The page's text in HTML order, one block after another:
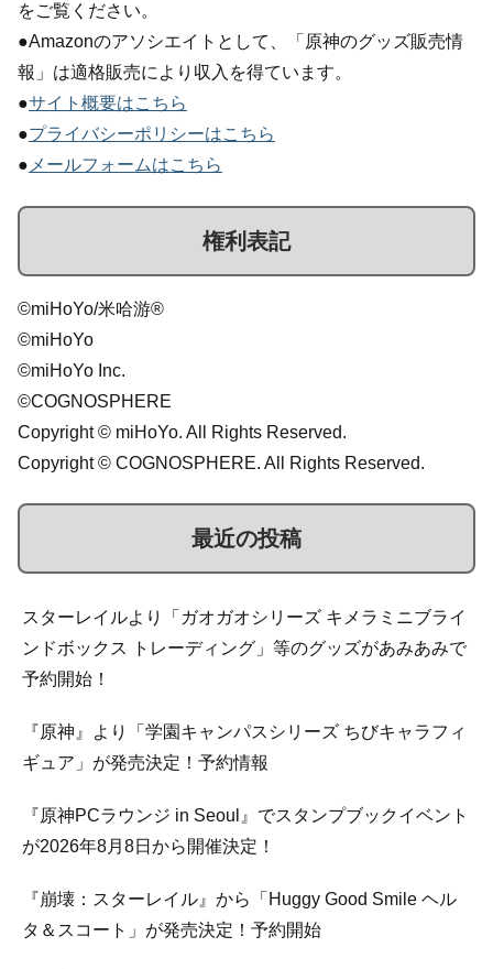
をご覧ください。
●Amazonのアソシエイトとして、「原神のグッズ販売情
報」は適格販売により収入を得ています。
●サイト概要はこちら
●プライバシーポリシーはこちら
● メールフォームはこちら
権利表記
©miHoYo/米哈游®
©miHoYo
©miHoYo Inc.
©COGNOSPHERE
Copyright © miHoYo. All Rights Reserved.
Copyright © COGNOSPHERE. All Rights Reserved.
最近の投稿
スターレイルより「ガオガオシリーズ キメラミニブライ
ンドボックス トレーディング」等のグッズがあみあみで
予約開始！
『原神』より「学園キャンパスシリーズ ちびキャラフィ
ギュア」が発売決定！予約情報
『原神PCラウンジ in Seoul』でスタンプブックイベント
が2026年8月8日から開催決定！
『崩壊：スターレイル』から「Huggy Good Smile ヘル
タ＆スコート」が発売決定！予約開始